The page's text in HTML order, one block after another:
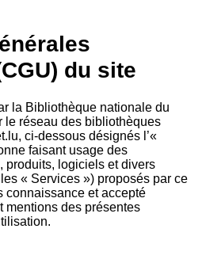
du site
la Bibliothèque nationale du
le réseau des bibliothèques
ci-dessous désignés l’«
faisant usage des
produits, logiciels et divers
« Services ») proposés par ce
connaissance et accepté
mentions des présentes